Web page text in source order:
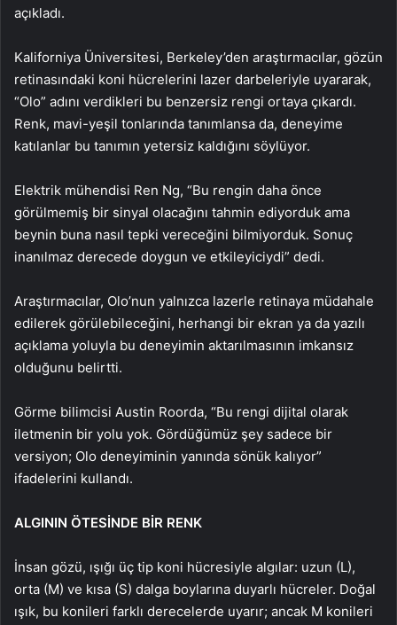
açıkladı.
Kaliforniya Üniversitesi, Berkeley’den araştırmacılar, gözün
retinasındaki koni hücrelerini lazer darbeleriyle uyararak,
“Olo” adını verdikleri bu benzersiz rengi ortaya çıkardı.
Renk, mavi-yeşil tonlarında tanımlansa da, deneyime
katılanlar bu tanımın yetersiz kaldığını söylüyor.
Elektrik mühendisi Ren Ng, “Bu rengin daha önce
görülmemiş bir sinyal olacağını tahmin ediyorduk ama
beynin buna nasıl tepki vereceğini bilmiyorduk. Sonuç
inanılmaz derecede doygun ve etkileyiciydi” dedi.
Araştırmacılar, Olo’nun yalnızca lazerle retinaya müdahale
edilerek görülebileceğini, herhangi bir ekran ya da yazılı
açıklama yoluyla bu deneyimin aktarılmasının imkansız
olduğunu belirtti.
Görme bilimcisi Austin Roorda, “Bu rengi dijital olarak
iletmenin bir yolu yok. Gördüğümüz şey sadece bir
versiyon; Olo deneyiminin yanında sönük kalıyor”
ifadelerini kullandı.
ALGININ ÖTESİNDE BİR RENK
İnsan gözü, ışığı üç tip koni hücresiyle algılar: uzun (L),
orta (M) ve kısa (S) dalga boylarına duyarlı hücreler. Doğal
ışık, bu konileri farklı derecelerde uyarır; ancak M konileri